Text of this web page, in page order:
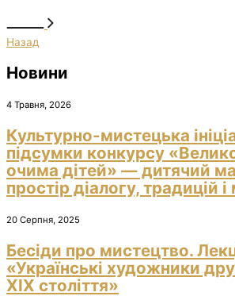
Назад
Новини
4 Травня, 2026
Культурно-мистецька
підсумки конкурсу
очима дітей» — дитячий
простір діалогу, традицій
20 Серпня, 2025
Бесіди про мистецтво.
«Українські художники
ХІХ століття»